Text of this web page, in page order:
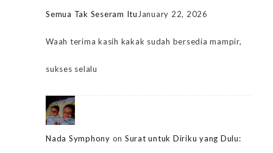
Semua Tak Seseram Itu January 22, 2026
Waah terima kasih kakak sudah bersedia mampir,
sukses selalu
Nada Symphony on Surat untuk Diriku yang Dulu: